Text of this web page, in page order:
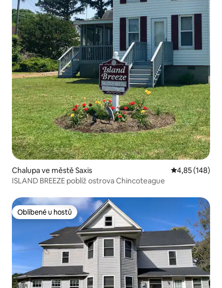
Chalupa ve městě Saxis Průměrné
4,85 (148)
ISLAND BREEZE poblíž ostrova Chincoteague
Oblíbené u hostů
Oblíbené u hostů